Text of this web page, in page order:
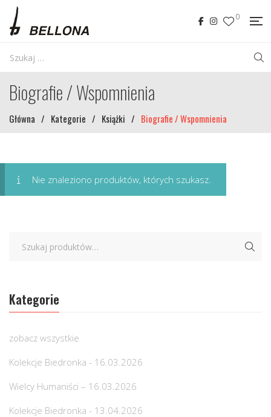
0
Biografie / Wspomnienia
Główna / Kategorie / Książki / Biografie / Wspomnienia
Nie znaleziono produktów, których szukasz.
Kategorie
zobacz wszystkie
Kolekcje Biedronka - 16.03.2026
Wielcy Humaniści – 16.03.2026
Kolekcje Biedronka - 13.04.2026